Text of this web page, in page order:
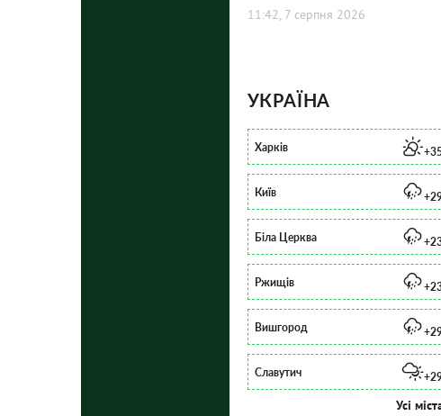
11:42, 7 серпня 2026
УКРАЇНА
Харків
Київ
Біла Церква
Ржищів
Вишгород
Славутич
Усі